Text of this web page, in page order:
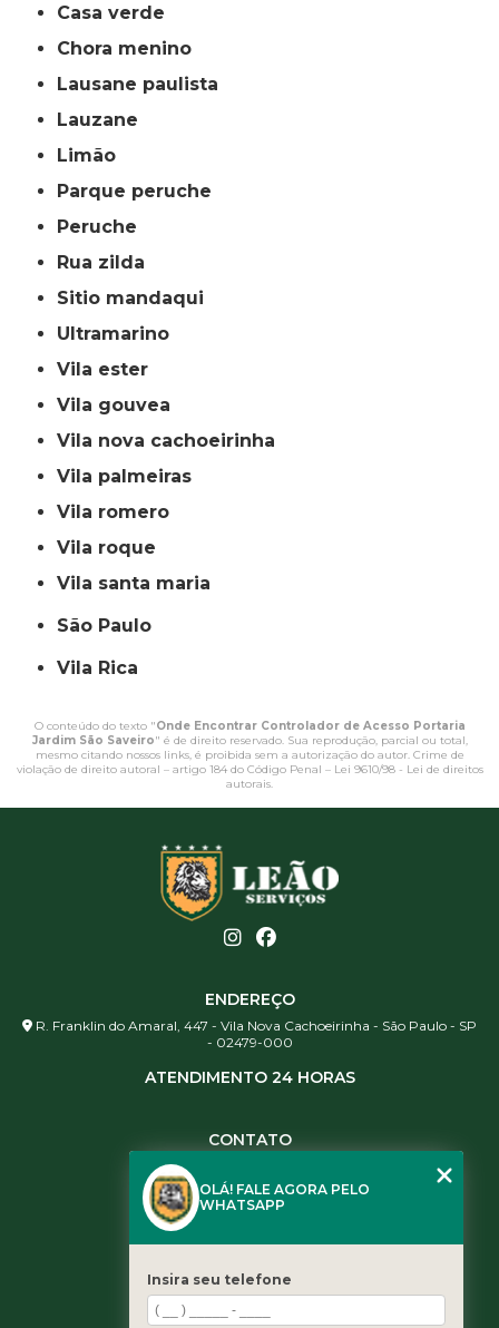
casa verde
chora menino
lausane paulista
lauzane
limão
parque peruche
peruche
rua zilda
sitio mandaqui
ultramarino
vila ester
vila gouvea
vila nova cachoeirinha
vila palmeiras
vila romero
vila roque
vila santa maria
São Paulo
Vila Rica
O conteúdo do texto "Onde Encontrar Controlador de Acesso Portaria
Jardim São Saveiro" é de direito reservado. Sua reprodução, parcial ou total,
mesmo citando nossos links, é proibida sem a autorização do autor. Crime de
violação de direito autoral – artigo 184 do Código Penal – Lei 9610/98 - Lei de direitos
autorais.
ENDEREÇO
R. Franklin do Amaral, 447 - Vila Nova Cachoeirinha - São Paulo - SP
- 02479-000
ATENDIMENTO 24 HORAS
CONTATO
(11) 3461-5871
contato@leaoservicos.com.br
OLÁ! FALE AGORA PELO
WHATSAPP
Insira seu telefone